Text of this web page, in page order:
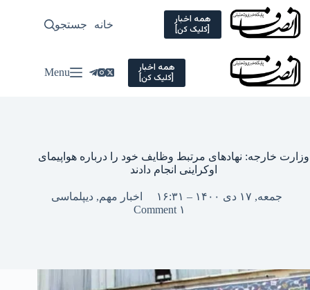
Skip
content
همه اخبار
[کلیک کن] خانه سیاسی
جستجو
همه اخبار
[کلیک کن] Menu
وزارت خارجه: نهادهای مرتبط وظایف خود را درباره هواپیمای
اوکراینی انجام دادند
جمعه, ۱۷ دی ۱۴۰۰ – ۱۶:۳۱ اخبار مهم,دیپلماسی
۱ Comment